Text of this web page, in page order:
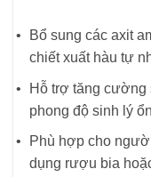
Bổ sung các axit
chiết xuất hàu tự
Hỗ trợ tăng cường
phong độ sinh lý
Phù hợp cho
dụng rượu bia